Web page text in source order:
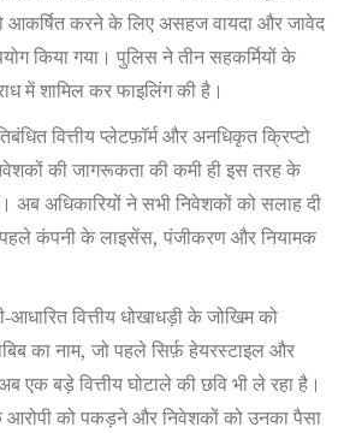
आकर्षित करने के लिए असहज वायदा और जावेद
किया गया। पुलिस ने तीन सहकर्मियों के
में शामिल कर फाइलिंग की है।
वित्तीय प्लेटफ़ॉर्म और अनधिकृत क्रिप्टो
की जागरूकता की कमी ही इस तरह के
अब अधिकारियों ने सभी निवेशकों को सलाह दी
पहले कंपनी के लाइसेंस, पंजीकरण और नियामक
वित्तीय धोखाधड़ी के जोखिम को
का नाम, जो पहले सिर्फ़ हेयरस्टाइल और
एक बड़े वित्तीय घोटाले की छवि भी ले रहा है।
आरोपी को पकड़ने और निवेशकों को उनका पैसा